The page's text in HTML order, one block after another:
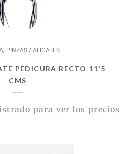
, PINZAS / ALICATES
PEDICURA RECTO 11’5
CMS
para ver los precios